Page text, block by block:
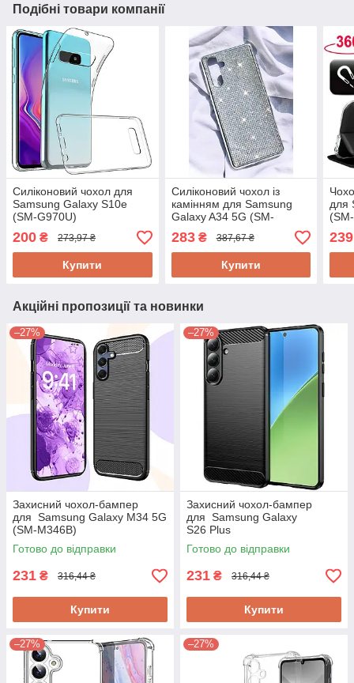
Подібні товари компанії
Силіконовий чохол для
Samsung Galaxy S10e
(SM-G970U)
200 ₴ 273,97 ₴
Купити
Силіконовий чохол із
камінням для Samsung
Galaxy A34 5G (SM-
A346E)
283₴ 387,67 ₴
Купити
для
239
Акційні пропозиції та новинки
–27%
Захисний чохол-бампер
для Samsung Galaxy M34 5G
(SM-M346B)
Готово до відправки
231 ₴ 316,44 ₴
Купити
–27%
Захисний чохол-бампер
для Samsung Galaxy
S26 Plus
Готово до відправки
231 ₴ 316,44 ₴
Купити
–27% –27%